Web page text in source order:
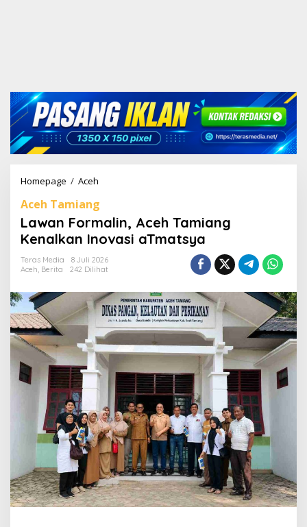
Homepage / Aceh
w
a
n
F
o
r
a
l
i
n
,
A
c
e
h
a
m
i
a
n
g
K
e
Aceh Tamiang
Lawan Formalin, Aceh Tamiang
Kenalkan Inovasi aTmatsya
Teras Media
8 Juli 2026
Aceh, Berita 242 Dilihat